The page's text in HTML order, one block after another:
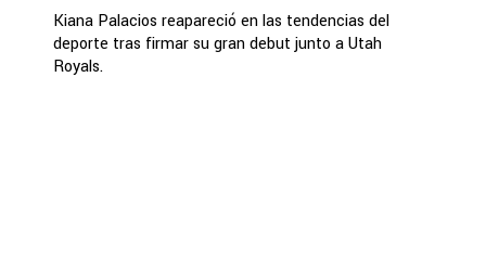
Kiana Palacios reapareció en las tendencias del
deporte tras firmar su gran debut junto a Utah
Royals.